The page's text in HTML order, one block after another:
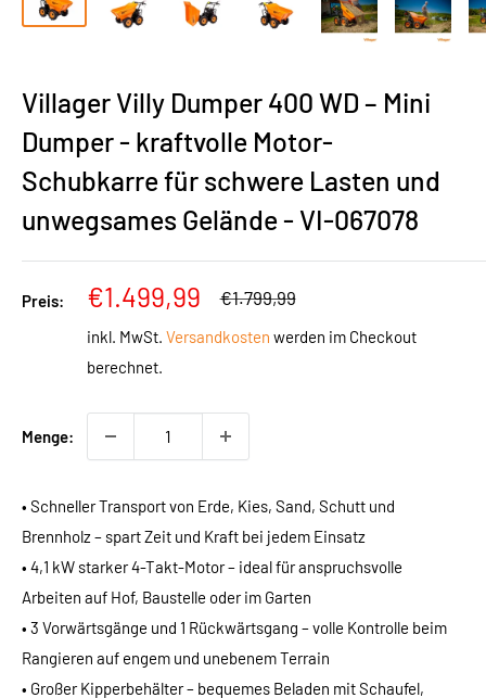
Villager Villy Dumper 400 WD – Mini
Dumper - kraftvolle Motor-
Schubkarre für schwere Lasten und
unwegsames Gelände - VI-067078
Preis: Sonderpreis
€1.499,99 Normalpreis
€1.799,99
inkl. MwSt. Versandkosten werden im Checkout
berechnet.
Menge:
• Schneller Transport von Erde, Kies, Sand, Schutt und
Brennholz – spart Zeit und Kraft bei jedem Einsatz
• 4,1 kW starker 4-Takt-Motor – ideal für anspruchsvolle
Arbeiten auf Hof, Baustelle oder im Garten
• 3 Vorwärtsgänge und 1 Rückwärtsgang – volle Kontrolle beim
Rangieren auf engem und unebenem Terrain
• Großer Kipperbehälter – bequemes Beladen mit Schaufel,